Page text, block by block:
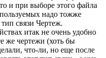
и при выборе этого файла
надо тожже
связи Чертеж.
итак не очень удобно
же чертежи (хоть бы
что-ли, но еще после